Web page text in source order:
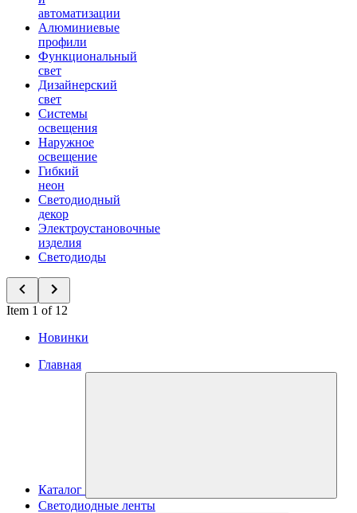
автоматизации
Алюминиевые
профили
Функциональный
свет
Дизайнерский
свет
Системы
освещения
Наружное
освещение
Гибкий
неон
Светодиодный
декор
Электроустановочные
изделия
Светодиоды
Item 1 of 12
Новинки
Главная
Каталог
Светодиодные ленты